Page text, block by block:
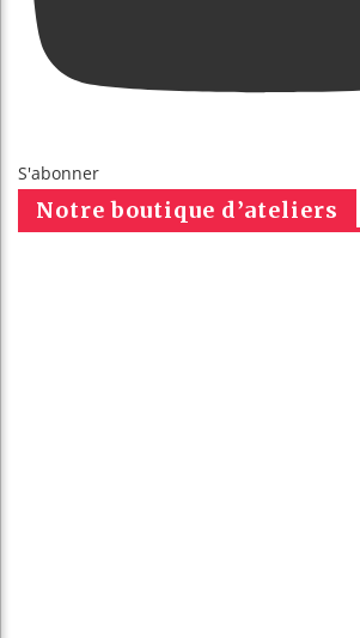
S'abonner
Notre boutique d’ateliers